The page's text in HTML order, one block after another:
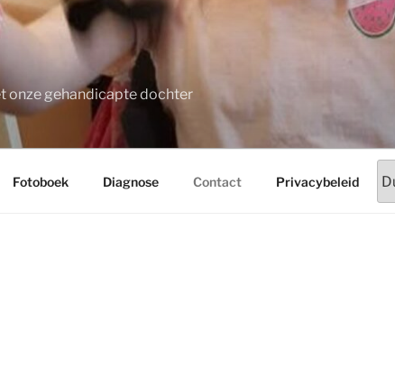
onze gehandicapte dochter
Fotoboek Diagnose Contact Privacybeleid